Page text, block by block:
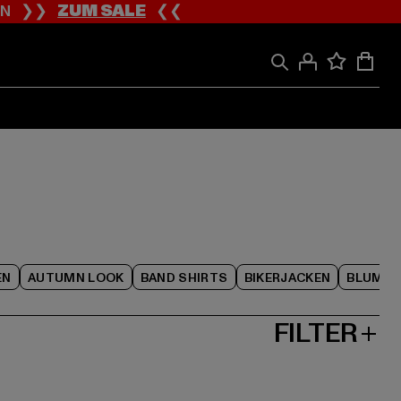
❯❯ZUM SALE❮❮
AUTUMN LOOK BAND SHIRTS BIKERJACKEN
FILTER